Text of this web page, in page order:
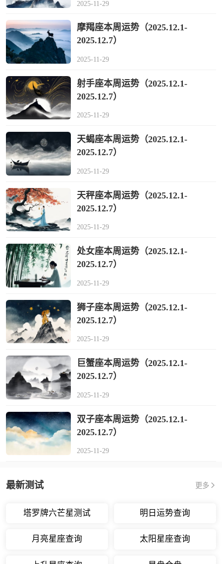
2025-11-29
摩羯座本周运势（2025.12.1-
2025.12.7）
2025-11-29
射手座本周运势（2025.12.1-
2025.12.7）
2025-11-29
天蝎座本周运势（2025.12.1-
2025.12.7）
2025-11-29
天秤座本周运势（2025.12.1-
2025.12.7）
2025-11-29
处女座本周运势（2025.12.1-
2025.12.7）
2025-11-29
狮子座本周运势（2025.12.1-
2025.12.7）
2025-11-29
巨蟹座本周运势（2025.12.1-
2025.12.7）
2025-11-29
双子座本周运势（2025.12.1-
2025.12.7）
2025-11-29
最新测试 更多
塔罗牌六芒星测试 明日运势查询
月亮星座查询 太阳星座查询